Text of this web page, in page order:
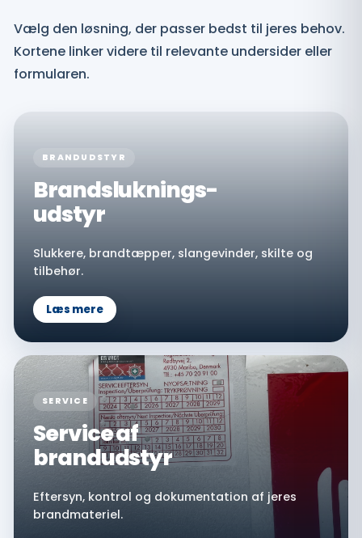
Vælg den løsning, der passer bedst til jeres behov.
Kortene linker videre til relevante undersider eller
formularen.
BRANDUDSTYR
Brandsluknings-
udstyr
Slukkere, brandtæpper, slangevinder, skilte og
tilbehør.
Læs mere
SERVICE
Service af
brandudstyr
Eftersyn, kontrol og dokumentation af jeres
brandmateriel.